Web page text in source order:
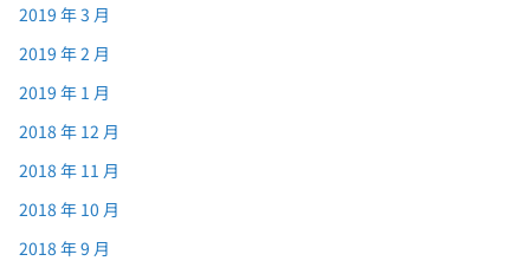
2019 年 3 月
2019 年 2 月
2019 年 1 月
2018 年 12 月
2018 年 11 月
2018 年 10 月
2018 年 9 月